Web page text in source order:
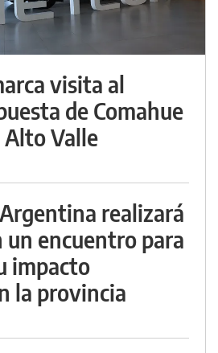
visita al
de Comahue
Alto Valle
realizará
un encuentro para
impacto
la provincia